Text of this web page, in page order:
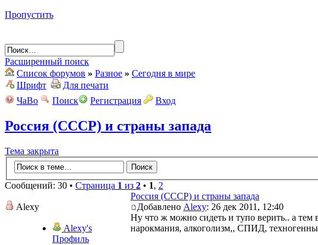
Пропустить
Расширенный поиск
Список форумов » Разное » Сегодня в мире
Шрифт
Для печати
ЧаВо
Поиск Регистрация Вход
Россия (СССР) и страны запада
Тема закрыта
Сообщений: 30 • Страница 1 из 2 • 1, 2
Alexy
Alexy's
Профиль
Россия (СССР) и страны запада
Добавлено Alexy: 26 дек 2011, 12:40
Ну что ж можно сидеть и тупо верить.. а тем
нарокмания, алкоголизм,, СПИД,